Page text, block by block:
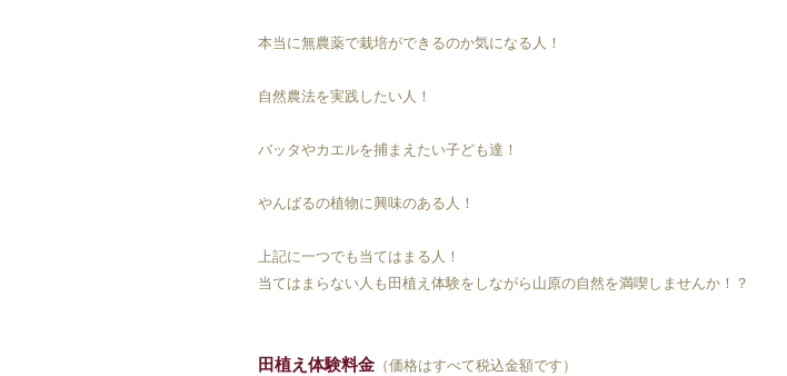
本当に無農薬で栽培ができるのか気になる人！
自然農法を実践したい人！
バッタやカエルを捕まえたい子ども達！
やんばるの植物に興味のある人！
上記に一つでも当てはまる人！
当てはまらない人も田植え体験をしながら山原の自然を満喫しませんか！？
田植え体験料金 （価格はすべて税込金額です）